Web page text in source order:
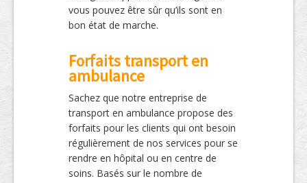
vous pouvez être sûr qu’ils sont en
bon état de marche.
Forfaits transport en
ambulance
Sachez que notre entreprise de
transport en ambulance propose des
forfaits pour les clients qui ont besoin
régulièrement de nos services pour se
rendre en hôpital ou en centre de
soins. Basés sur le nombre de